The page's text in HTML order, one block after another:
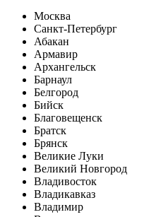
Москва
Санкт-Петербург
Абакан
Армавир
Архангельск
Барнаул
Белгород
Бийск
Благовещенск
Братск
Брянск
Великие Луки
Великий Новгород
Владивосток
Владикавказ
Владимир